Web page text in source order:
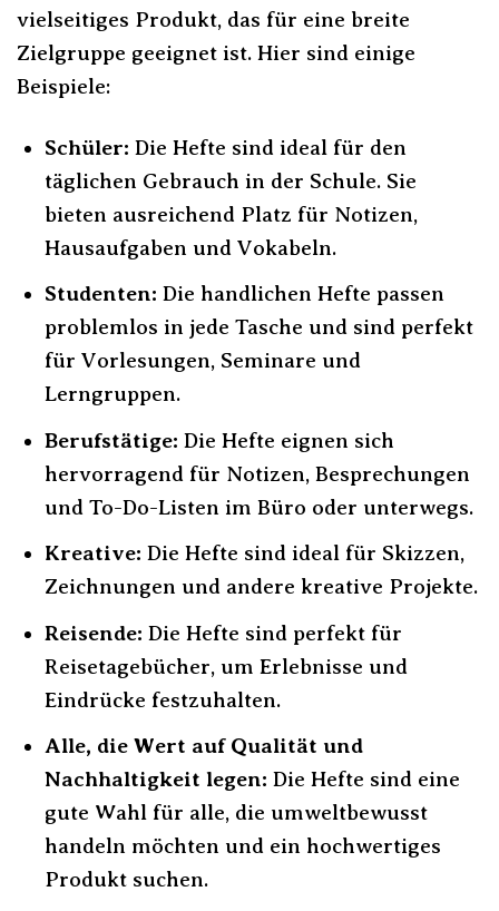
vielseitiges Produkt, das für eine breite
Zielgruppe geeignet ist. Hier sind einige
Beispiele:
Schüler: Die Hefte sind ideal für den
täglichen Gebrauch in der Schule. Sie
bieten ausreichend Platz für Notizen,
Hausaufgaben und Vokabeln.
Studenten: Die handlichen Hefte passen
problemlos in jede Tasche und sind perfekt
für Vorlesungen, Seminare und
Lerngruppen.
Berufstätige: Die Hefte eignen sich
hervorragend für Notizen, Besprechungen
und To-Do-Listen im Büro oder unterwegs.
Kreative: Die Hefte sind ideal für Skizzen,
Zeichnungen und andere kreative Projekte.
Reisende: Die Hefte sind perfekt für
Reisetagebücher, um Erlebnisse und
Eindrücke festzuhalten.
Alle, die Wert auf Qualität und
Nachhaltigkeit legen: Die Hefte sind eine
gute Wahl für alle, die umweltbewusst
handeln möchten und ein hochwertiges
Produkt suchen.